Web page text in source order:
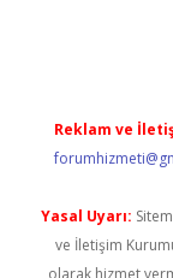
Reklam ve
Yasal Uyarı:
ve İletişim
olarak hizmet